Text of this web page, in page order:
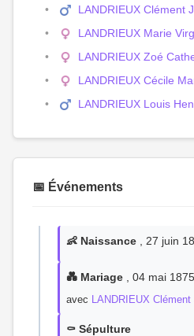
LANDRIEUX Clément
LANDRIEUX Marie
LANDRIEUX Zoé
LANDRIEUX Cécile
LANDRIEUX Louis
📅 Événements
👶 Naissance , 27 juin
💑 Mariage , 04 mai
avec LANDRIEUX
⚰️ Sépulture